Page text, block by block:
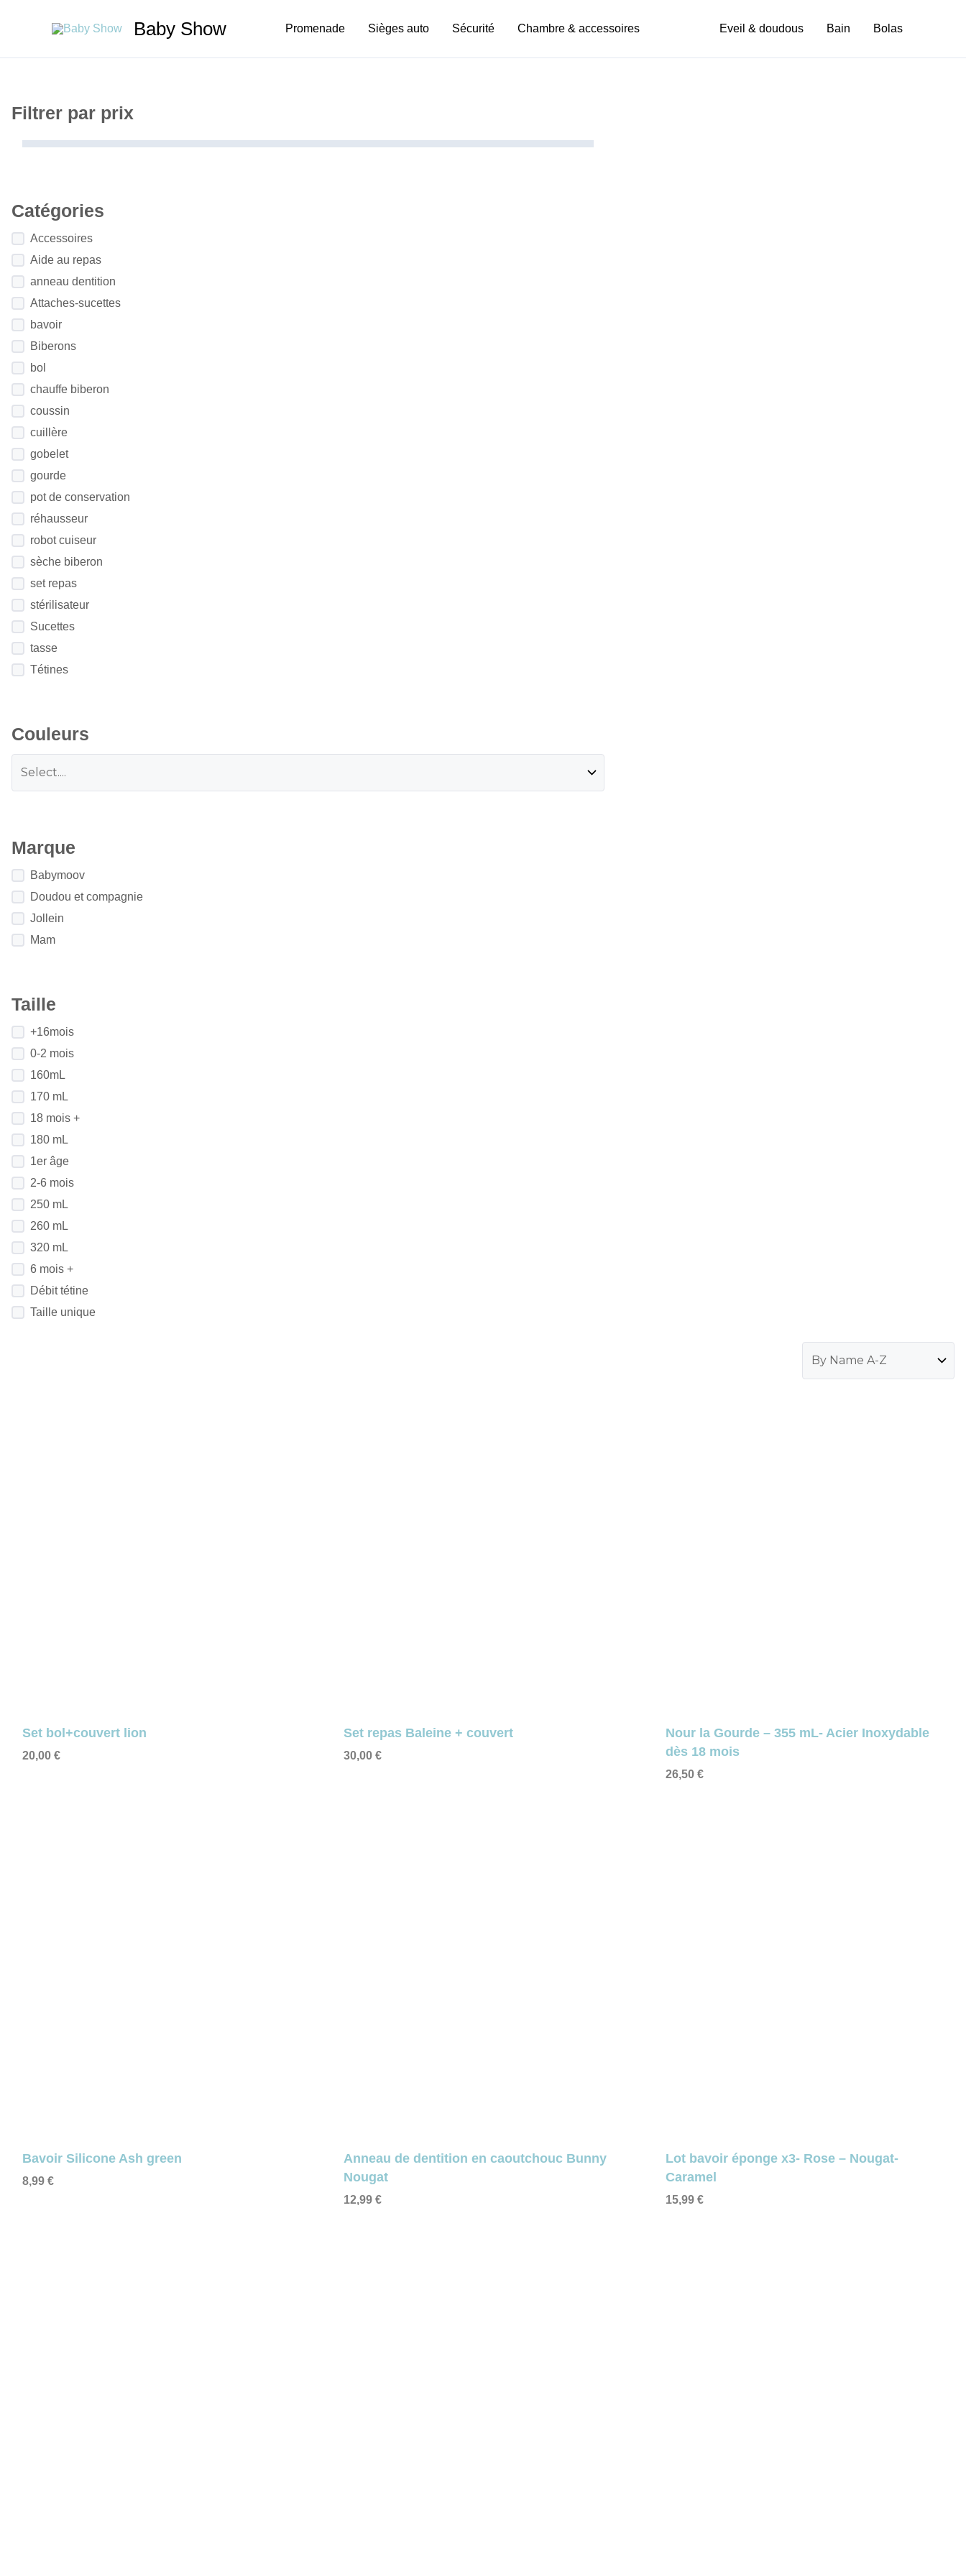
Baby Show Promenade Sièges auto Sécurité Chambre & accessoires Eveil & doudous Bain Bolas
Filtrer par prix
Catégories
Accessoires
Aide au repas
anneau dentition
Attaches-sucettes
bavoir
Biberons
bol
chauffe biberon
coussin
cuillère
gobelet
gourde
pot de conservation
réhausseur
robot cuiseur
sèche biberon
set repas
stérilisateur
Sucettes
tasse
Tétines
Couleurs
Marque
Babymoov
Doudou et compagnie
Jollein
Mam
Taille
+16mois
0-2 mois
160mL
170 mL
18 mois +
180 mL
1er âge
2-6 mois
250 mL
260 mL
320 mL
6 mois +
Débit tétine
Taille unique
Set bol+couvert lion
20,00 €
Set repas Baleine + couvert
30,00€
Nour la Gourde – 355 mL- Acier Inoxydable
dès 18 mois
26,50 €
Bavoir Silicone Ash green
8,99 €
Anneau de dentition en caoutchouc Bunny
Nougat
12,99€
Lot bavoir éponge x3- Rose – Nougat-
Caramel
15,99 €